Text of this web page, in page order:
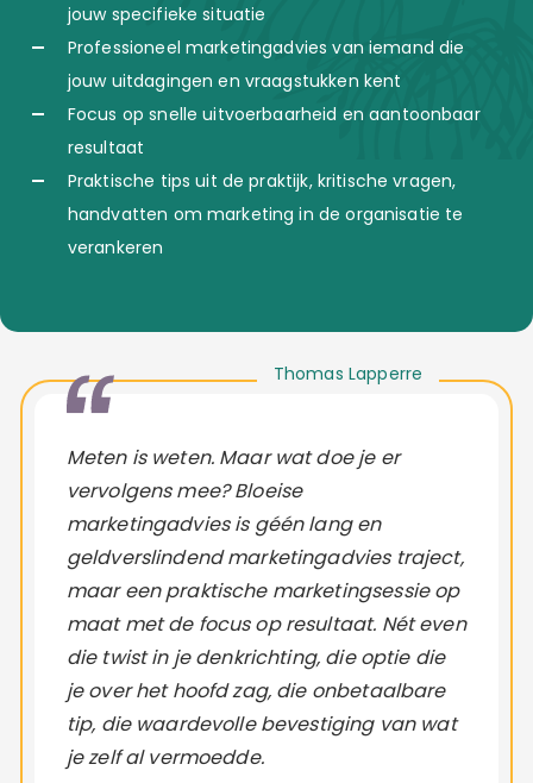
jouw specifieke situatie
Professioneel marketingadvies van iemand die
jouw uitdagingen en vraagstukken kent
Focus op snelle uitvoerbaarheid en aantoonbaar
resultaat
Praktische tips uit de praktijk, kritische vragen,
handvatten om marketing in de organisatie te
verankeren
Thomas Lapperre
Meten is weten. Maar wat doe je er
vervolgens mee? Bloeise
marketingadvies is géén lang en
geldverslindend marketingadvies traject,
maar een praktische marketingsessie op
maat met de focus op resultaat. Nét even
die twist in je denkrichting, die optie die
je over het hoofd zag, die onbetaalbare
tip, die waardevolle bevestiging van wat
je zelf al vermoedde.